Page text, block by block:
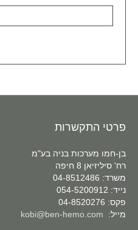
פרטי התקשרות
בן-חמו מערכות בניה בע"מ
רח' סיליזיאן 8 חיפה
משרד: 04-8512486
נייד: 054-5200912
פקס: 04-8520276
מייל: kobi@ben-hemo.com